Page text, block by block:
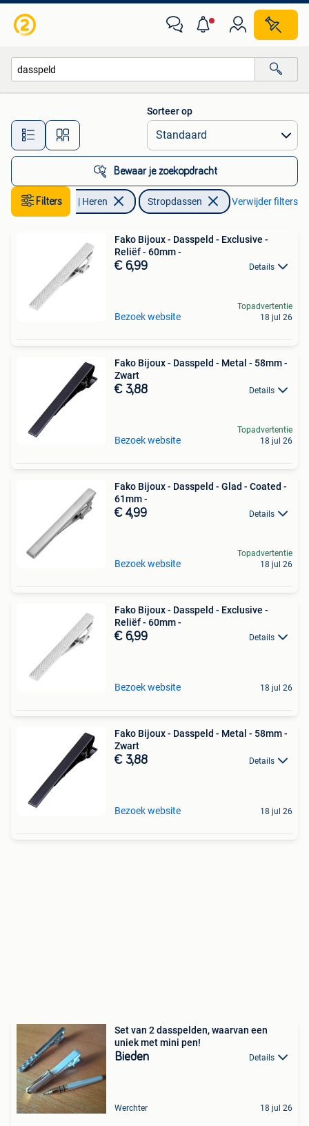
Alle afstanden…
Sorteer op
Bewaar je zoekopdracht
Filters
Kleding | Heren Stropdassen Verwijder filters
Fako Bijoux - Dasspeld - Exclusive -
Reliëf - 60mm -
€ 6,99 Details
Bezoek website
Topadvertentie
18 jul 26
Fako Bijoux - Dasspeld - Metal - 58mm -
Zwart
€ 3,88 Details
Bezoek website
Topadvertentie
18 jul 26
Fako Bijoux - Dasspeld - Glad - Coated -
61mm -
€ 4,99 Details
Bezoek website
Topadvertentie
18 jul 26
Fako Bijoux - Dasspeld - Exclusive -
Reliëf - 60mm -
€ 6,99 Details
Bezoek website 18 jul 26
Fako Bijoux - Dasspeld - Metal - 58mm -
Zwart
€ 3,88 Details
Bezoek website 18 jul 26
Set van 2 dasspelden, waarvan een
uniek met mini pen!
Bieden Details
Werchter 18 jul 26